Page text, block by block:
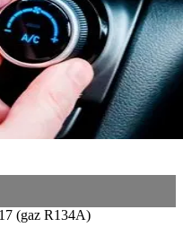
(gaz R134A)